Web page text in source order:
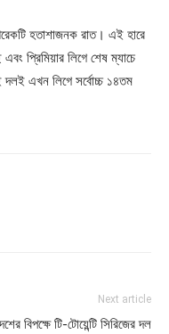
হতাশাজনক রাত। এই হারে
প্রিমিয়ার লিগে শেষ ম্যাচে
দলই এখন লিগে সর্বোচ্চ ১৪তম
Next article
বিপক্ষে টি-টোয়েন্টি সিরিজের দল